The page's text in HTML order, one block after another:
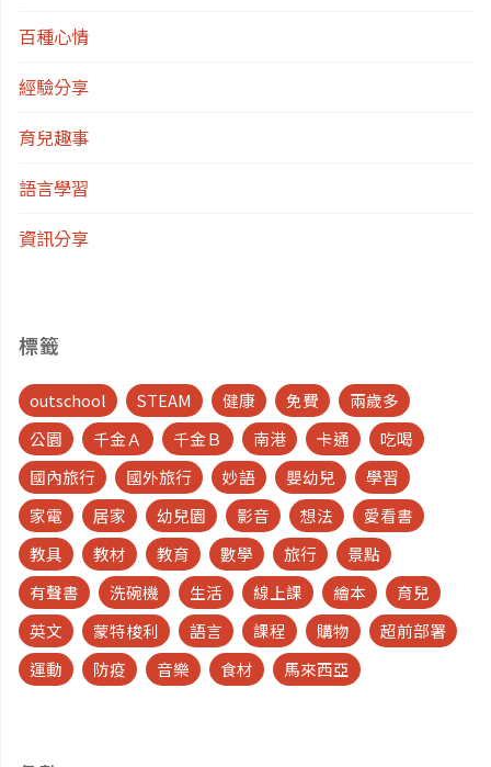
百種心情
經驗分享
育兒趣事
語言學習
資訊分享
標籤
outschool STEAM 健康 免費
兩歲多
公園
千金Ａ 千金Ｂ 南港 卡通
吃喝
國內旅行
國外旅行 妙語 嬰幼兒
學習
家電
居家 幼兒園 影音 想法
愛看書
教具
教材 教育 數學 旅行
景點
有聲書
洗碗機 生活 線上課 繪本
育兒
英文
蒙特梭利 語言 課程 購物
超前部署
運動
防疫 音樂 食材 馬來西亞